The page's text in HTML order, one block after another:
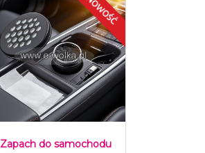
Zapach do samochodu